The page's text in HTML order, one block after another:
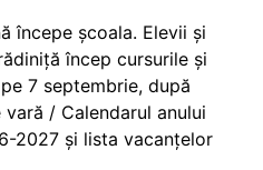
începe școala. Elevii și
încep cursurile și
7 septembrie, după
/ Calendarul anului
2027 și lista vacanțelor